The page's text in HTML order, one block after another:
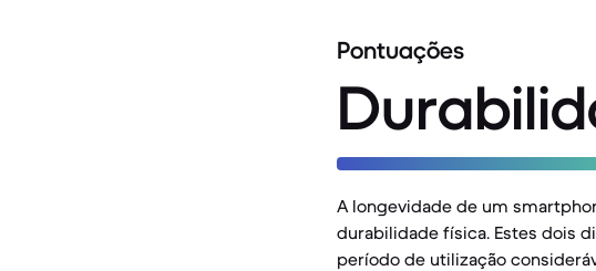
Pontuações
A longevidade de um
durabilidade física. Estes dois
período de utilização